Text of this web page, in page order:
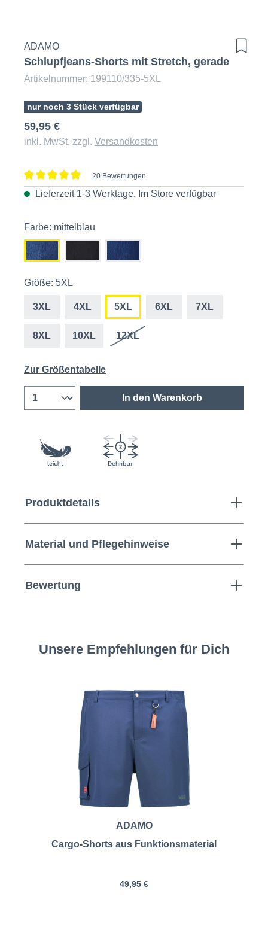
ADAMO
Schlupfjeans-Shorts mit Stretch, gerade
Artikelnummer: 199110/335-5XL
nur noch 3 Stück verfügbar
59,95 €
inkl. MwSt. zzgl. Versandkosten
Durchschnittliche Bewertung von 4.9 von 5 Sternen
20 Bewertungen
Lieferzeit 1-3 Werktage. Im Store verfügbar
Farbe: mittelblau
Größe: 5XL
3XL 4XL 5XL 6XL 7XL
8XL 10XL 12XL
Zur Größentabelle
In den Warenkorb
Produktdetails
Material und Pflegehinweise
Bewertung
Unsere Empfehlungen für Dich
ADAMO
Cargo-Shorts aus Funktionsmaterial
49,95 €